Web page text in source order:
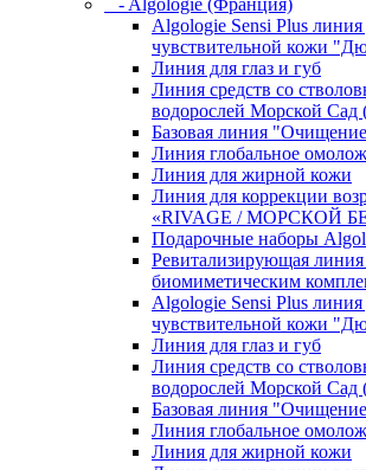
- Algologie (Франция)
Algologie Sensi Plus линия
чувcтвительной кожи
Линия для глаз и губ
Линия средств со
водорослей Морской Сад
Базовая линия
Линия глобальное
Линия для жирной кожи
Линия для коррекции
«RIVAGE / МОРСКОЙ
Подарочные наборы
Ревитализирующая
биомиметическим
Algologie Sensi Plus линия
чувcтвительной кожи
Линия для глаз и губ
Линия средств со
водорослей Морской Сад
Базовая линия
Линия глобальное
Линия для жирной кожи